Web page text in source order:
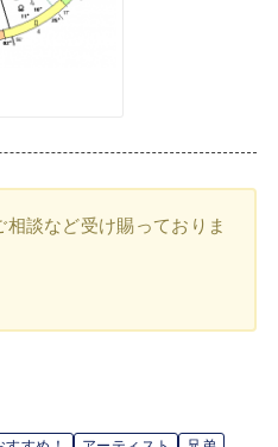
談など受け賜っておりま